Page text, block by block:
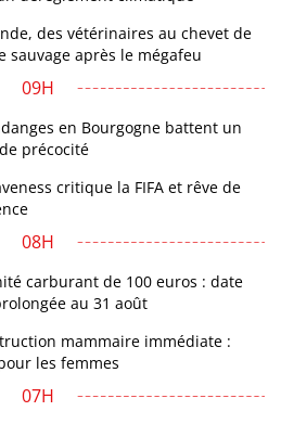
des vétérinaires au chevet de
sauvage après le mégafeu
09H
en Bourgogne battent un
précocité
critique la FIFA et rêve de
08H
carburant de 100 euros : date
au 31 août
mammaire immédiate :
les femmes
07H